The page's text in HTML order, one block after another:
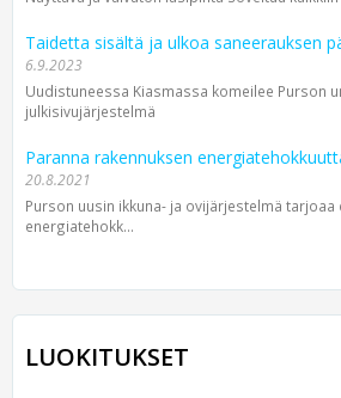
Taidetta sisältä ja ulkoa saneerauksen
6.9.2023
Uudistuneessa Kiasmassa komeilee Purson
julkisivujärjestelmä
Paranna rakennuksen
20.8.2021
Purson uusin ikkuna- ja ovijärjestelmä tarjoaa
energiatehokk...
LUOKITUKSET